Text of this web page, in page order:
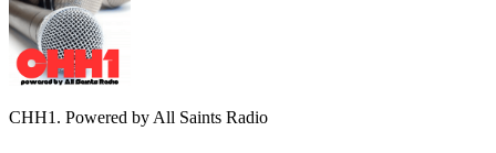
CHH1. Powered by All Saints Radio